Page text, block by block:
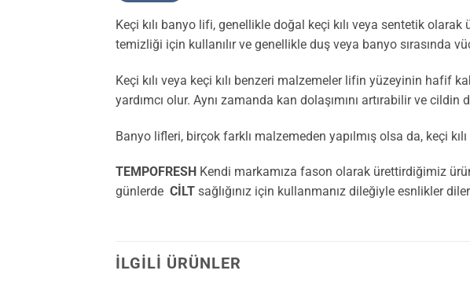
Keçi kılı banyo lifi, genellikle doğal keçi kılı veya sentetik
temizliği için kullanılır ve genellikle duş veya banyo sırasında
Keçi kılı veya keçi kılı benzeri malzemeler lifin yüzeyinin hafif
yardımcı olur. Aynı zamanda kan dolaşımını artırabilir ve
Banyo lifleri, birçok farklı malzemeden yapılmış olsa da, keçi
TEMPOFRESH Kendi markamıza fason olarak ürettirdiğimiz
günlerde CİLT sağlığınız için kullanmanız dileğiyle esnlikler
İLGILI ÜRÜNLER